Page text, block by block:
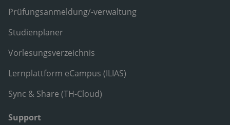
Prüfungsanmeldung/-verwaltung
Studienplaner
Vorlesungsverzeichnis
Lernplattform eCampus (ILIAS)
Sync & Share (TH-Cloud)
Support